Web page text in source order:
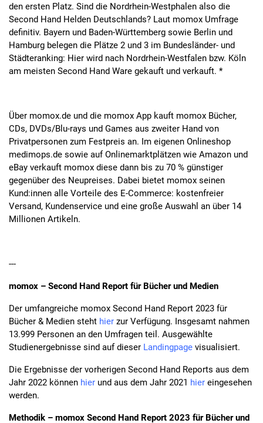
den ersten Platz. Sind die Nordrhein-Westphalen also die
Second Hand Helden Deutschlands? Laut momox Umfrage
definitiv. Bayern und Baden-Württemberg sowie Berlin und
Hamburg belegen die Plätze 2 und 3 im Bundesländer- und
Städteranking: Hier wird nach Nordrhein-Westfalen bzw. Köln
am meisten Second Hand Ware gekauft und verkauft. *
Über momox.de und die momox App kauft momox Bücher,
CDs, DVDs/Blu-rays und Games aus zweiter Hand von
Privatpersonen zum Festpreis an. Im eigenen Onlineshop
medimops.de sowie auf Onlinemarktplätzen wie Amazon und
eBay verkauft momox diese dann bis zu 70 % günstiger
gegenüber des Neupreises. Dabei bietet momox seinen
Kund:innen alle Vorteile des E-Commerce: kostenfreier
Versand, Kundenservice und eine große Auswahl an über 14
Millionen Artikeln.
---
momox – Second Hand Report für Bücher und Medien
Der umfangreiche momox Second Hand Report 2023 für
Bücher & Medien steht hier zur Verfügung. Insgesamt nahmen
13.999 Personen an den Umfragen teil. Ausgewählte
Studienergebnisse sind auf dieser Landingpage visualisiert.
Die Ergebnisse der vorherigen Second Hand Reports aus dem
Jahr 2022 können hier und aus dem Jahr 2021 hier eingesehen
werden.
Methodik – momox Second Hand Report 2023 für Bücher und